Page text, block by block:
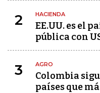
2 HACIENDA
EE.UU. es el
pública con
3 AGRO
Colombia
países que